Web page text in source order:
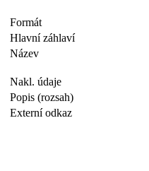
Formát
Hlavní záhlaví
Název
Nakl. údaje
Popis (rozsah)
Externí odkaz